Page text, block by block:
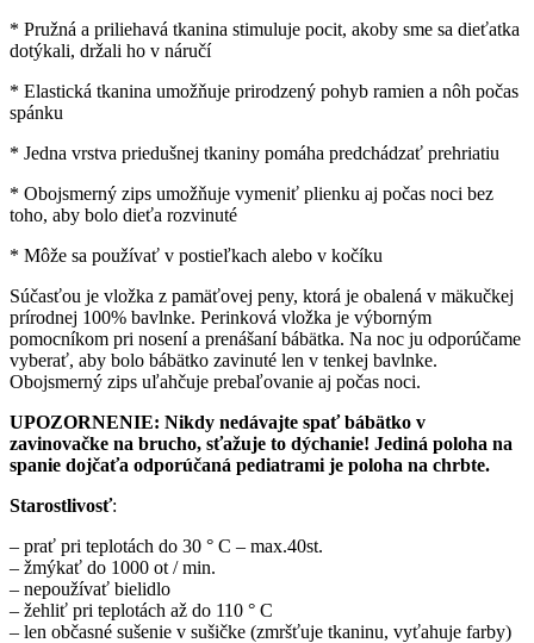
* Pružná a priliehavá tkanina stimuluje pocit, akoby sme sa dieťatka
dotýkali, držali ho v náručí
* Elastická tkanina umožňuje prirodzený pohyb ramien a nôh počas
spánku
* Jedna vrstva priedušnej tkaniny pomáha predchádzať prehriatiu
* Obojsmerný zips umožňuje vymeniť plienku aj počas noci bez
toho, aby bolo dieťa rozvinuté
* Môže sa používať v postieľkach alebo v kočíku
Súčasťou je vložka z pamäťovej peny, ktorá je obalená v mäkučkej
prírodnej 100% bavlnke. Perinková vložka je výborným
pomocníkom pri nosení a prenášaní bábätka. Na noc ju odporúčame
vyberať, aby bolo bábätko zavinuté len v tenkej bavlnke.
Obojsmerný zips uľahčuje prebaľovanie aj počas noci.
UPOZORNENIE: Nikdy nedávajte spať bábätko v
zavinovačke na brucho, sťažuje to dýchanie! Jediná poloha na
spanie dojčaťa odporúčaná pediatrami je poloha na chrbte.
Starostlivosť:
– prať pri teplotách do 30 ° C – max.40st.
– žmýkať do 1000 ot / min.
– nepoužívať bielidlo
– žehliť pri teplotách až do 110 ° C
– len občasné sušenie v sušičke (zmršťuje tkaninu, vyťahuje farby)